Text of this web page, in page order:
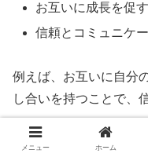
お互いに成長を促
信頼とコミュニケ
例えば、お互いに自分
し合いを持つことで、
これにより、依存では
メニュー ホーム